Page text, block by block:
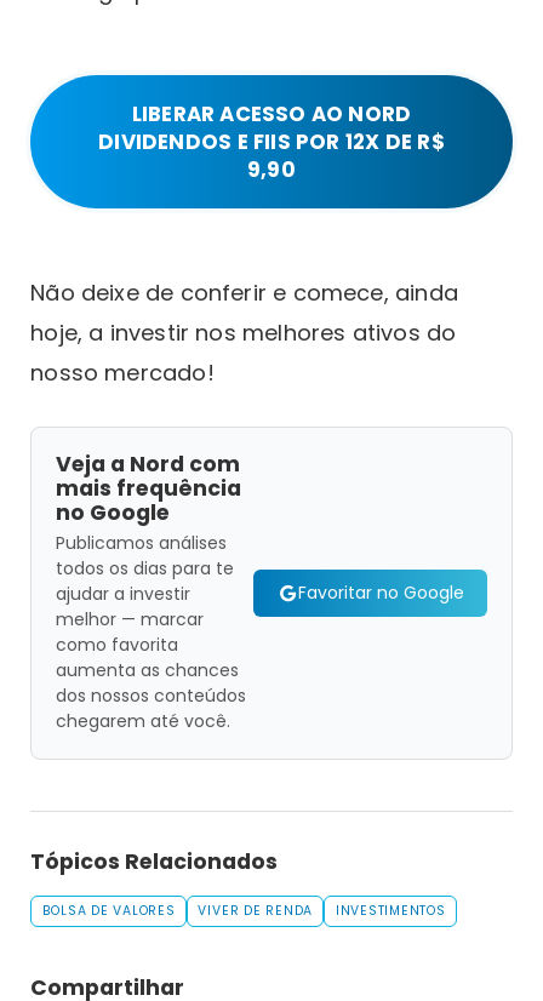
LIBERAR ACESSO AO NORD
DIVIDENDOS E FIIS POR 12X DE R$
9,90
Não deixe de conferir e comece, ainda
hoje, a investir nos melhores ativos do
nosso mercado!
Veja a Nord com
mais frequência
no Google
Publicamos análises
todos os dias para te
ajudar a investir
melhor — marcar
como favorita
aumenta as chances
dos nossos conteúdos
chegarem até você.
Favoritar no Google
Tópicos Relacionados
BOLSA DE VALORES VIVER DE RENDA INVESTIMENTOS
Compartilhar